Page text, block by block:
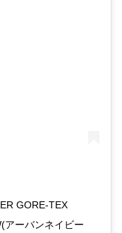
GORE-TEX
アーバンネイビー